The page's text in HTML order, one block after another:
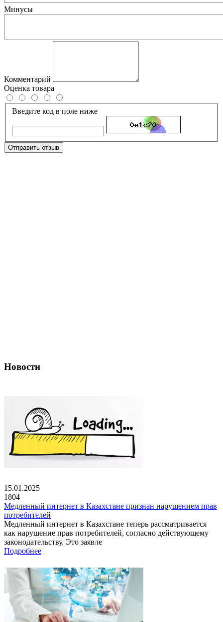
Минусы
Комментарий
Оценка товара
Введите код в поле ниже
Отправить отзыв
Новости
15.01.2025
1804
Медленный интернет в Казахстане признан нарушением прав
потребителей
Медленный интернет в Казахстане теперь рассматривается
как нарушение прав потребителей, согласно действующему
законодательству. Это заявле
Подробнее